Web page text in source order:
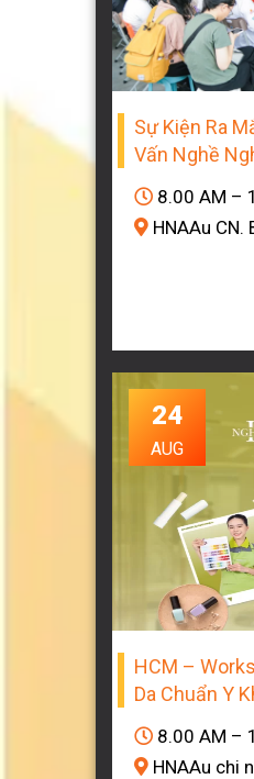
Sự Kiện Ra
Vấn Nghề
8.00 AM –
HNAAu CN.
24
AUG
HCM –
Da Chuẩn Y
8.00 AM –
HNAAu chi